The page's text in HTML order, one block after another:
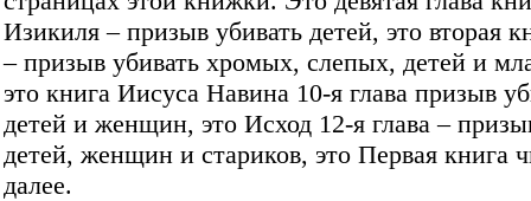
Изикиля – призыв убивать детей, это вторая
– призыв убивать хромых, слепых, детей и
это книга Иисуса Навина 10-я глава призыв
детей и женщин, это Исход 12-я глава –
детей, женщин и стариков, это Первая книга
далее.